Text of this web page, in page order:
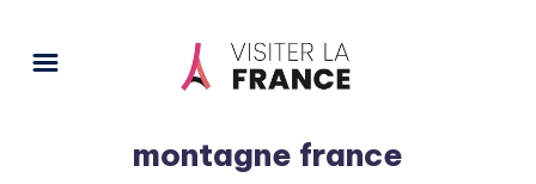
montagne france